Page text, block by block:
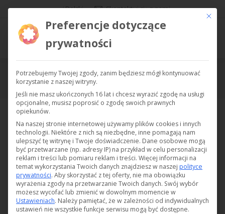
Polski Skontaktuj się z nami
DC-CAV
Jesteś tutaj:
Opto-akustyczny panel ostrzegawczy z tekstem dostępnym w
kilku językach.
Zamówienie
Retour au catalogue
Ce
Preferencje dotyczące
prywatności
Potrzebujemy Twojej zgody, zanim będziesz mógł kontynuować
korzystanie z naszej witryny.
Jeśli nie masz ukończonych 16 lat i chcesz wyrazić zgodę na usługi
opcjonalne, musisz poprosić o zgodę swoich prawnych
opiekunów.
Na naszej stronie internetowej używamy plików cookies i innych
technologii. Niektóre z nich są niezbędne, inne pomagają nam
ulepszyć tę witrynę i Twoje doświadczenie. Dane osobowe mogą
być przetwarzane (np. adresy IP) na przykład w celu personalizacji
reklam i treści lub pomiaru reklam i treści. Więcej informacji na
temat wykorzystania Twoich danych znajdziesz w naszej polityce
prywatności. Aby skorzystać z tej oferty, nie ma obowiązku
wyrażenia zgody na przetwarzanie Twoich danych. Swój wybór
możesz wycofać lub zmienić w dowolnym momencie w
Ustawieniach. Należy pamiętać, że w zależności od indywidualnych
ustawień nie wszystkie funkcje serwisu mogą być dostępne.